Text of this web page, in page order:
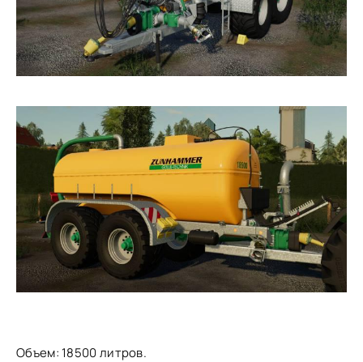
Объем: 18500 литров.